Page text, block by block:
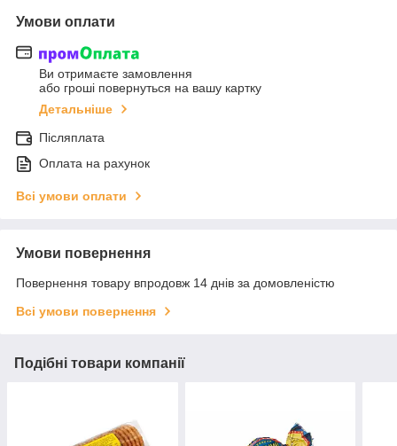
Умови оплати
Ви отримаєте замовлення
або гроші повернуться на вашу картку
Детальніше
Післяплата
Оплата на рахунок
Всі умови оплати
Умови повернення
Повернення товару впродовж 14 днів за домовленістю
Всі умови повернення
Подібні товари компанії